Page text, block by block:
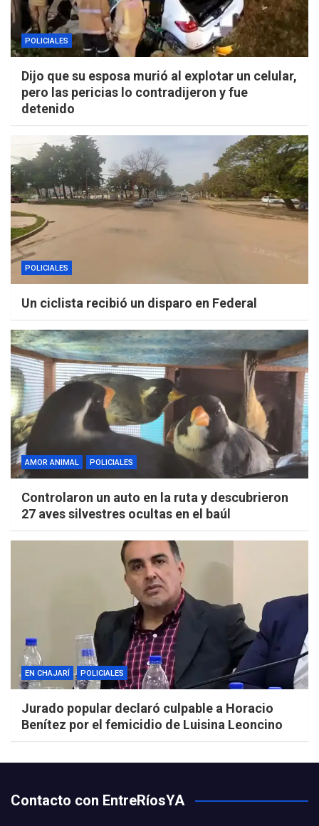
POLICIALES
Dijo que su esposa murió al explotar un celular,
pero las pericias lo contradijeron y fue
detenido
POLICIALES
Un ciclista recibió un disparo en Federal
AMOR ANIMAL POLICIALES
Controlaron un auto en la ruta y descubrieron
27 aves silvestres ocultas en el baúl
EN CHAJARÍ POLICIALES
Jurado popular declaró culpable a Horacio
Benítez por el femicidio de Luisina Leoncino
Contacto con EntreRíosYA